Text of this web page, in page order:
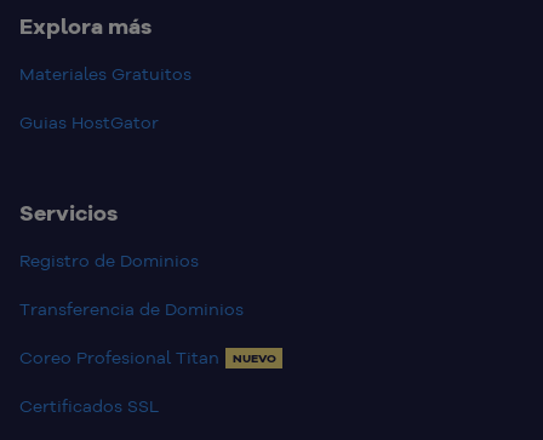
Explora más
Materiales Gratuitos
Guias HostGator
Servicios
Registro de Dominios
Transferencia de Dominios
Coreo Profesional Titan NUEVO
Certificados SSL